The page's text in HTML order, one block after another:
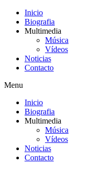
Inicio
Biografia
Multimedia
Música
Vídeos
Noticias
Contacto
Menu
Inicio
Biografia
Multimedia
Música
Vídeos
Noticias
Contacto